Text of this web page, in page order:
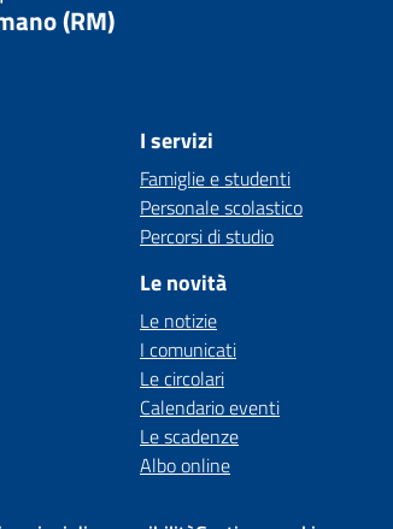
(RM)
I servizi
Famiglie e studenti
Personale scolastico
Percorsi di studio
Le novità
Le notizie
I comunicati
Le circolari
Calendario eventi
Le scadenze
Albo online